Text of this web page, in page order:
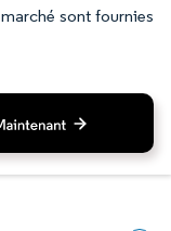
sont fournies